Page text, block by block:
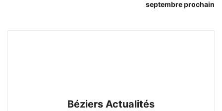
septembre prochain
Béziers Actualités